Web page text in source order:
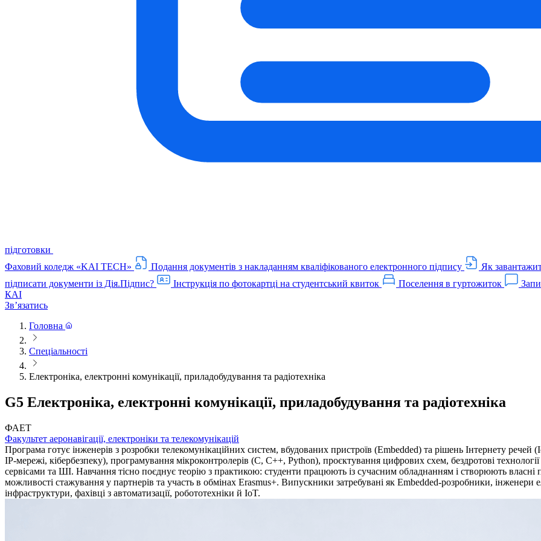
підготовки
Фаховий коледж «KAI TECH»
Подання документів з накладанням кваліфікованого електронного підпису
Як
підписати документи із Дія.Підпис?
Інструкція по фотокартці на студентський квиток Поселення в гуртожиток
КАІ
Звʼязатись
Головна
Спеціальності
Електроніка, електронні комунікації, приладобудування та радіотехніка
G5 Електроніка, електронні комунікації, приладобудування та радіотехніка
ФАЕТ
Факультет аеронавігації, електроніки та телекомунікацій
Програма готує інженерів з розробки телекомунікаційних систем, вбудованих пристроїв (Embedded) та рішень Інтернету
IP-мережі, кібербезпеку), програмування мікроконтролерів (C, C++, Python), проєктування цифрових схем, бездротові
сервісами та ШІ. Навчання тісно поєднує теорію з практикою: студенти працюють із сучасним обладнанням і створюють
можливості стажування у партнерів та участь в обмінах Erasmus+. Випускники затребувані як Embedded-розробники, інженери
інфраструктури, фахівці з автоматизації, робототехніки й IoT.